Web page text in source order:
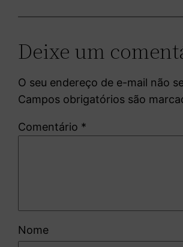
Deixe um
O seu endereço de e-mail não
Campos obrigatórios são
Comentário *
Nome